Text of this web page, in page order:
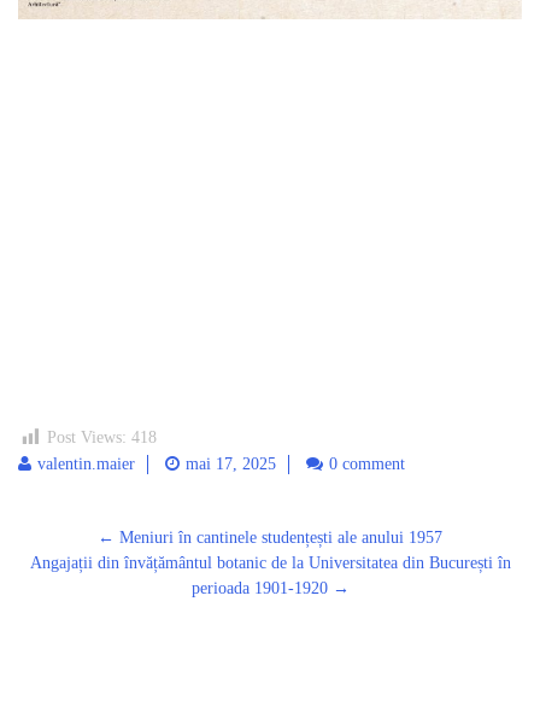
Post Views: 418
valentin.maier
mai 17, 2025 0 comment
navigation
← Meniuri în cantinele studențești ale anului 1957
Angajații din învățământul botanic de la Universitatea din București în
perioada 1901-1920 →